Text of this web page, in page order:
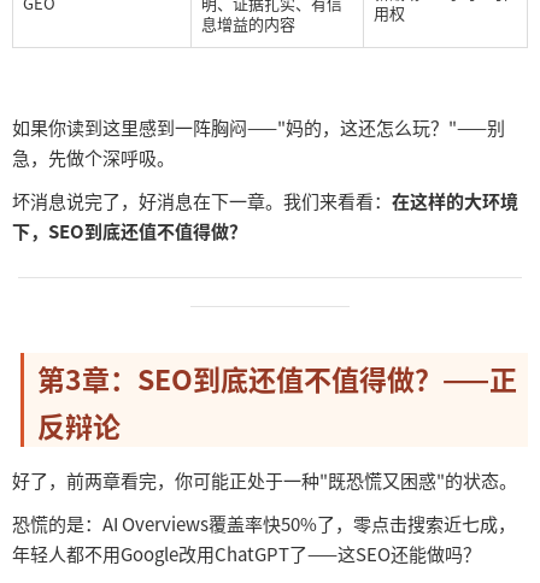
息增益的内容
用权
如果你读到这里感到一阵胸闷——"妈的，这还怎么玩？"——别
急，先做个深呼吸。
坏消息说完了，好消息在下一章。我们来看看： 在这样的大环境
下， SEO到底还值不值得做？
──────────────────────────────────────
────────────
第3章：SEO到底还值不值得做？——正
反辩论
好了，前两章看完，你可能正处于一种"既恐慌又困惑"的状态。
恐慌的是： AI Overviews覆盖率快50%了，零点击搜索近七成，
年轻人都不用Google改用ChatGPT了——这SEO还能做吗？